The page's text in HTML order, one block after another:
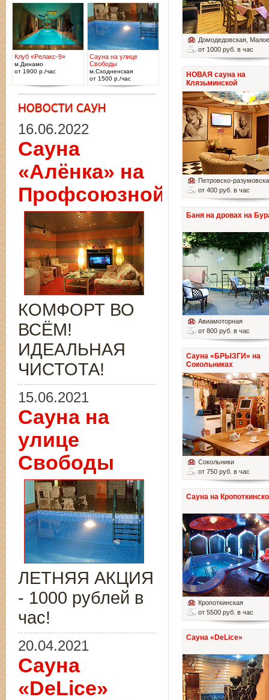
Домодедовская ,
от 1000 руб. в час
НОВАЯ сауна на
Клязьминской
Петровско-
от 400 руб. в час
Баня на дровах на
Авиамоторная
от 800 руб. в час
Сауна «БРЫЗГИ» на
Сокольниках
Сокольники
от 750 руб. в час
Сауна на
Кропоткинская
от 5500 руб. в час
Сауна «DeLice»
Клуб «Релакс-9»
м.Динамо
от 1900 р./час
Сауна на улице
Свободы
м.Сходненская
от 1500 р./час
16.06.2022
Сауна
«Алёнка» на
Профсоюзной
КОМФОРТ ВО
ВСЁМ!
ИДЕАЛЬНАЯ
ЧИСТОТА!
15.06.2021
Сауна на
улице
Свободы
ЛЕТНЯЯ АКЦИЯ
- 1000 рублей в
час!
20.04.2021
Сауна
«DeLice»